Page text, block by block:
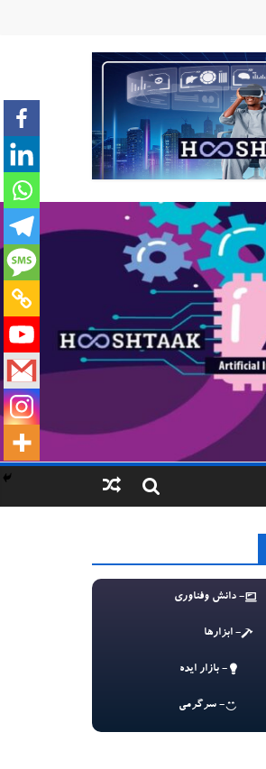
- دانش وفناوری
- ابزارها
- بازار ایده
- سرگرمی